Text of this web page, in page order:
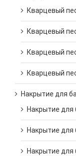
Кварцевый
Кварцевый
Кварцевый
Кварцевый
Накрытие для
Накрытие для
Накрытие для
Накрытие для